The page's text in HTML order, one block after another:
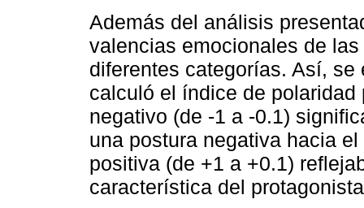
Además del análisis
valencias emocionales de
diferentes categorías. Así,
calculó el índice de
negativo (de -1 a -0.1)
una postura negativa hacia
positiva (de +1 a +0.1)
característica del